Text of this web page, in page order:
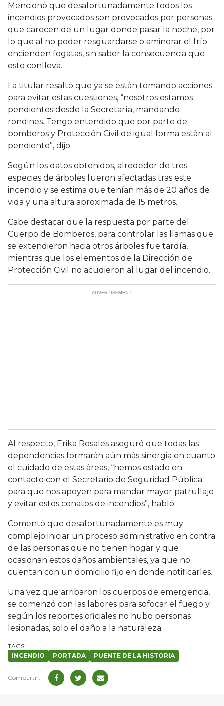
Mencionó que desafortunadamente todos los
incendios provocados son provocados por personas
que carecen de un lugar donde pasar la noche, por
lo que al no poder resguardarse o aminorar el frío
encienden fogatas, sin saber la consecuencia que
esto conlleva.
La titular resaltó que ya se están tomando acciones
para evitar estas cuestiones, “nosotros estamos
pendientes desde la Secretaría, mandando
rondines. Tengo entendido que por parte de
bomberos y Protección Civil de igual forma están al
pendiente”, dijo.
Según los datos obtenidos, alrededor de tres
especies de árboles fueron afectadas tras este
incendio y se estima que tenían más de 20 años de
vida y una altura aproximada de 15 metros.
Cabe destacar que la respuesta por parte del
Cuerpo de Bomberos, para controlar las llamas que
se extendieron hacia otros árboles fue tardía,
mientras que los elementos de la Dirección de
Protección Civil no acudieron al lugar del incendio.
Al respecto, Erika Rosales aseguró que todas las
dependencias formarán aún más sinergia en cuanto
el cuidado de estas áreas, “hemos estado en
contacto con el Secretario de Seguridad Pública
para que nos apoyen para mandar mayor patrullaje
y evitar estos conatos de incendios”, habló.
Comentó que desafortunadamente es muy
complejo iniciar un proceso administrativo en contra
de las personas que no tienen hogar y que
ocasionan estos daños ambientales, ya que no
cuentan con un domicilio fijo en donde notificarles.
Una vez que arribaron los cuerpos de emergencia,
se comenzó con las labores para sofocar el fuego y
según los reportes oficiales no hubo personas
lesionadas, solo el daño a la naturaleza.
INCENDIO PORTADA PUENTE DE LA HISTORIA